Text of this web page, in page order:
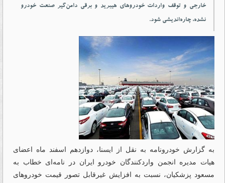
خارجی و توقف واردات خودروهای هیبرید و برقی دامن‌گیر صنعت خودرو
نشده، چاره‌اندیشی شود.
به گزارش خودرونامه به نقل از ایسنا، دوازدهم اسفند ماه اعضای
هیات مدیره انجمن واردکنندگان خودرو ایران در نامه‌ای خطاب به
مسعود پزشکیان، نسبت به افزایش غیرقابل تصور قیمت خودروهای